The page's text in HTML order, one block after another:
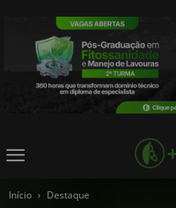
Início Destaque